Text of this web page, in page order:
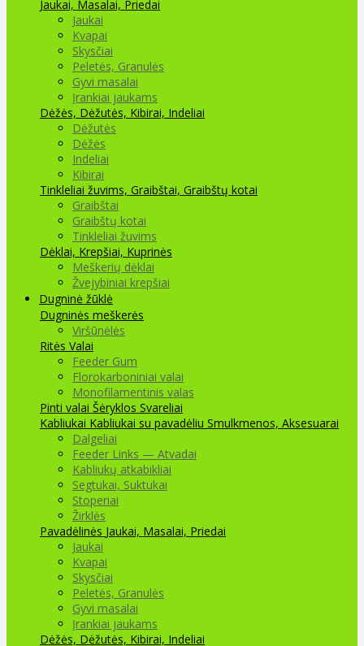
Jaukai, Masalai, Priedai
Jaukai
Kvapai
Skysčiai
Peletės, Granulės
Gyvi masalai
Įrankiai jaukams
Dėžės, Dėžutės, Kibirai, Indeliai
Dėžutės
Dėžės
Indeliai
Kibirai
Tinkleliai žuvims, Graibštai, Graibštų kotai
Graibštai
Graibštų kotai
Tinkleliai žuvims
Dėklai, Krepšiai, Kuprinės
Meškerių dėklai
Žvejybiniai krepšiai
Dugninė žūklė
Dugninės meškerės
Viršūnėlės
Ritės Valai
Feeder Gum
Florokarboniniai valai
Monofilamentinis valas
Pinti valai Šėryklos Svareliai
Kabliukai Kabliukai su pavadėliu Smulkmenos, Aksesuarai
Dalgeliai
Feeder Links — Atvadai
Kabliukų atkabikliai
Segtukai, Suktukai
Stoperiai
Žirklės
Pavadėlinės Jaukai, Masalai, Priedai
Jaukai
Kvapai
Skysčiai
Peletės, Granulės
Gyvi masalai
Įrankiai jaukams
Dėžės, Dėžutės, Kibirai, Indeliai